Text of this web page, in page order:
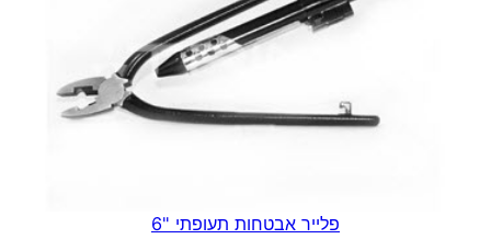
פלייר אבטחות תעופתי "6